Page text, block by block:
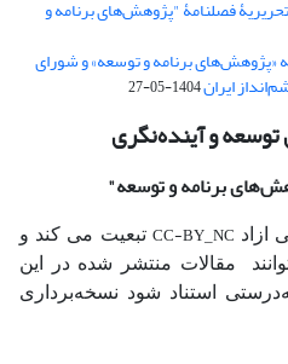
فصلنامۀ "پژوهش‌های برنامه و
برنامه و توسعه» و شورای
ایران1404-05-27
و آینده‌نگری
برنامه و توسعه"
ازاد CC-BY_NC تبعیت می کند و
مقالات منتشر شده در این
استناد شود نسخه‌برداری